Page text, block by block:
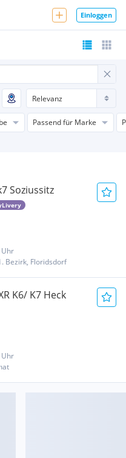
Einloggen
Passend für Marke
Soziussitz
Uhr
Bezirk, Floridsdorf
K6/ K7 Heck
Uhr